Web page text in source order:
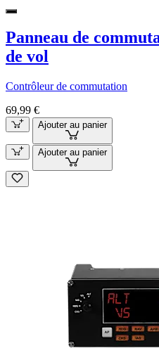
Panneau de
de vol
Contrôleur de commutation
69,99 €
Ajouter au panier
Ajouter au panier